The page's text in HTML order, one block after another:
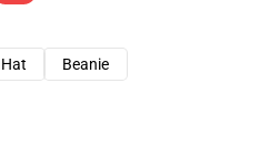
Beanie